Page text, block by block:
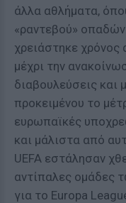
άλλα αθλήματα,
«ραντεβού»
χρειάστηκε
μέχρι την
διαβουλεύσεις και
προκειμένου το
ευρωπαϊκές
και μάλιστα από
UEFA εστάλησαν
αντίπαλες ομάδες
για το Europa